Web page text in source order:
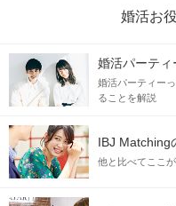
婚活お
婚活パーティ
婚活パーティー
ることを解説
IBJ Matching
他と比べてここ